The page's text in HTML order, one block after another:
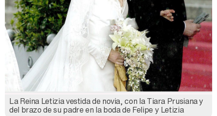
La Reina Letizia vestida de novia, con la Tiara Prusiana y
del brazo de su padre en la boda de Felipe y Letizia